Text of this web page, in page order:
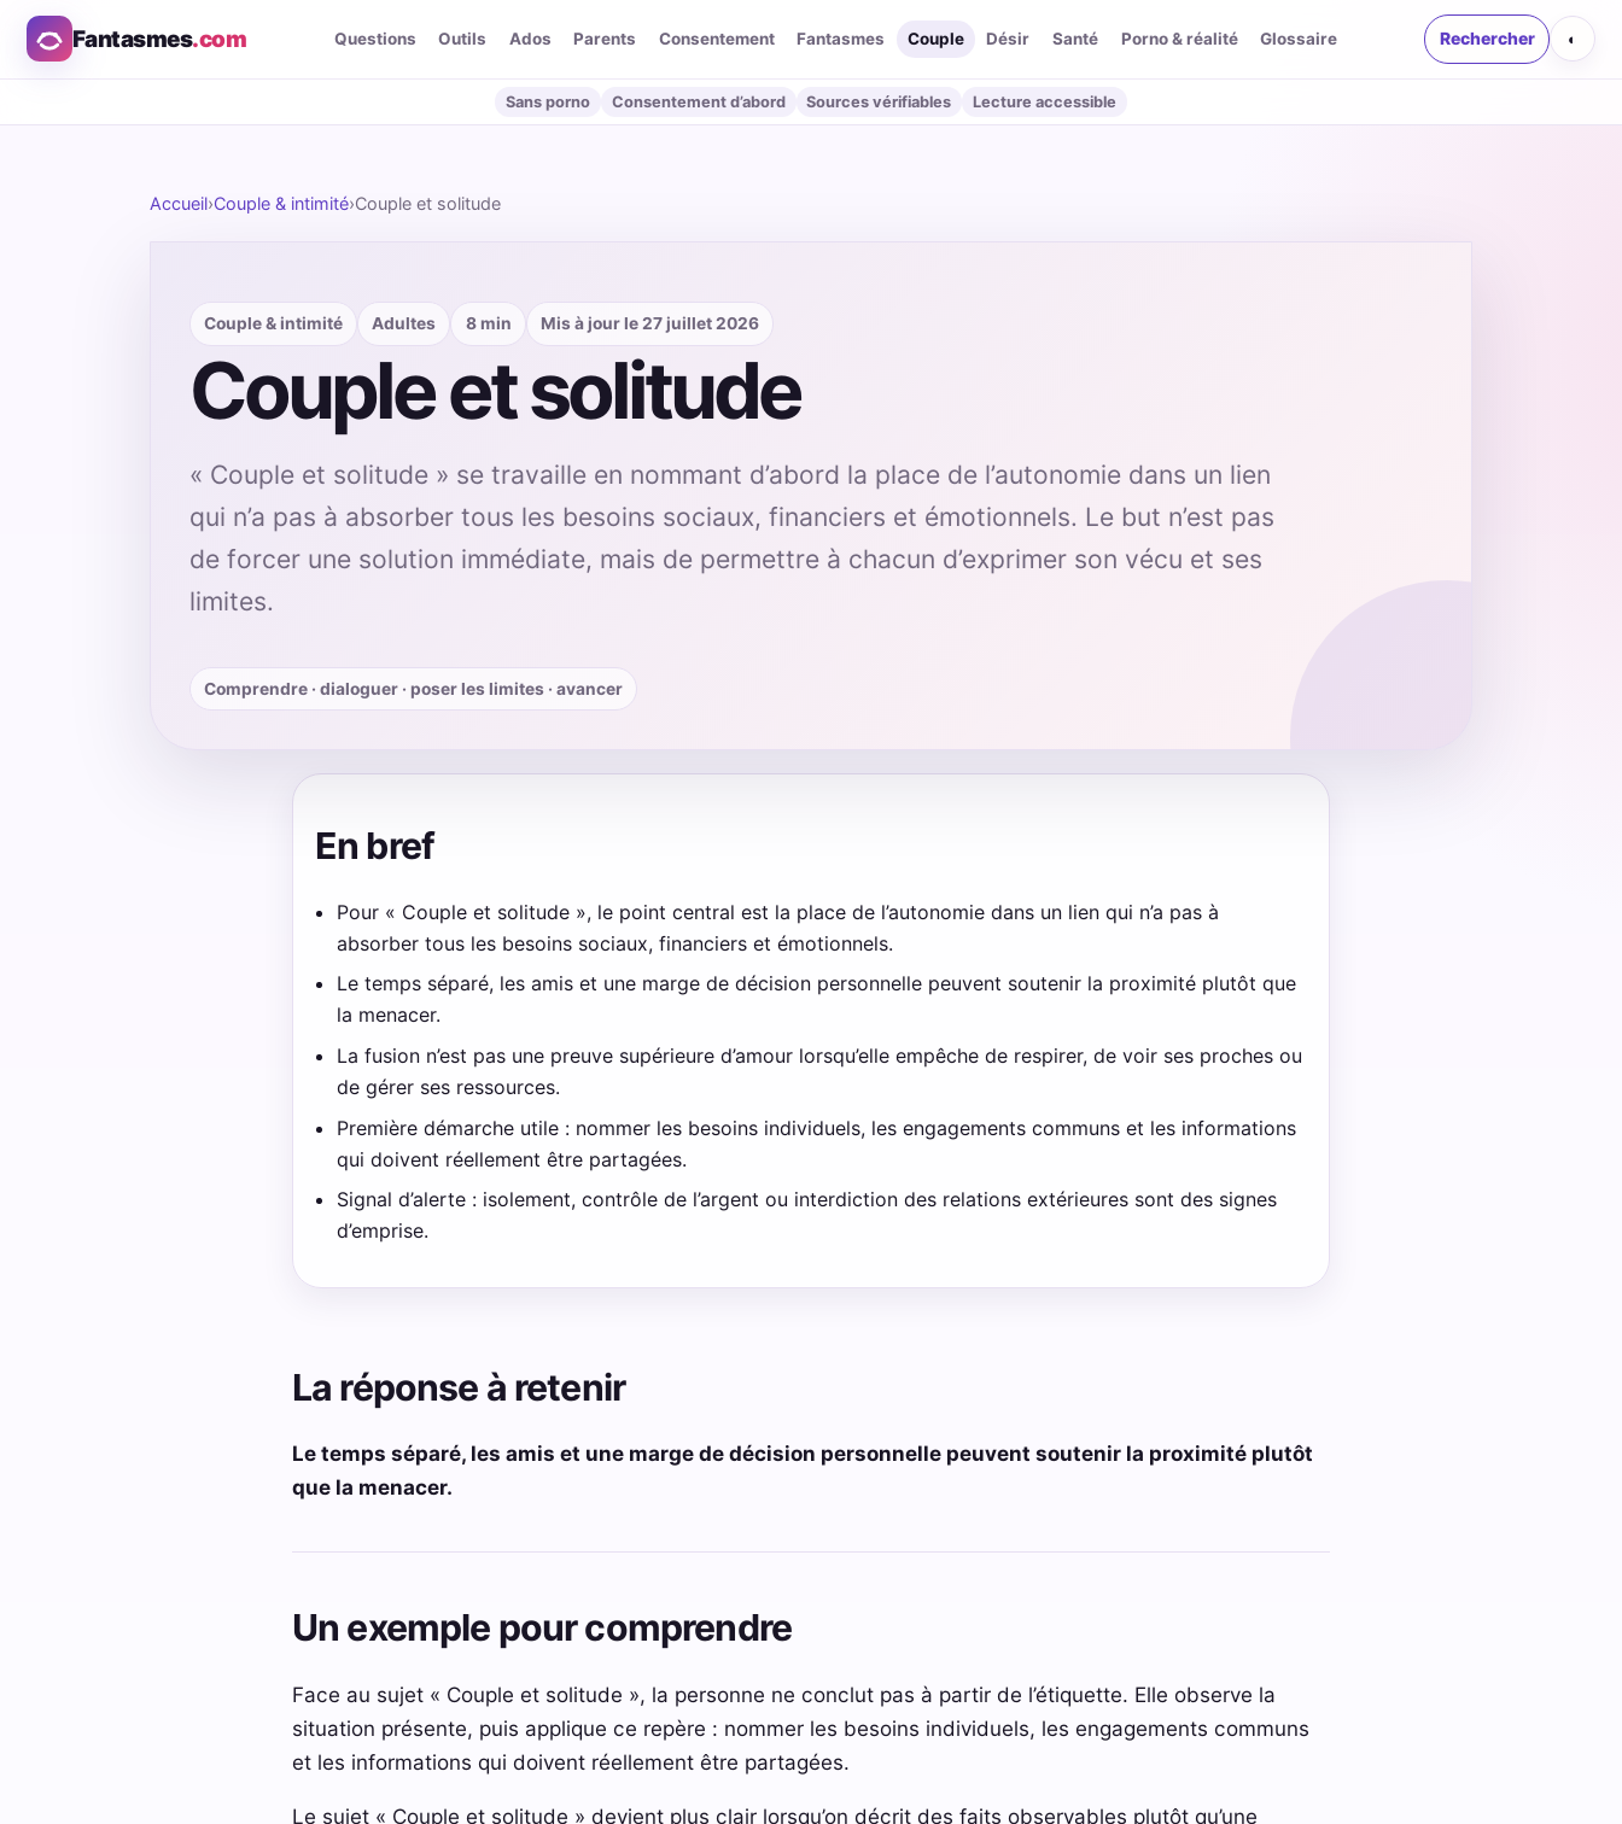
Fantasmes.com Questions Outils Ados Parents Consentement Fantasmes Couple Désir Santé Porno & réalité Glossaire Rechercher ◐
Sans porno Consentement d’abord Sources vérifiables Lecture accessible
Accueil›Couple & intimité›Couple et solitude
Couple & intimité Adultes 8 min Mis à jour le 27 juillet 2026
Couple et solitude
« Couple et solitude » se travaille en nommant d’abord la place de l’autonomie dans un lien
qui n’a pas à absorber tous les besoins sociaux, financiers et émotionnels. Le but n’est pas
de forcer une solution immédiate, mais de permettre à chacun d’exprimer son vécu et ses
limites.
Comprendre · dialoguer · poser les limites · avancer
En bref
Pour « Couple et solitude », le point central est la place de l’autonomie dans un lien qui n’a pas à
absorber tous les besoins sociaux, financiers et émotionnels.
Le temps séparé, les amis et une marge de décision personnelle peuvent soutenir la proximité plutôt que
la menacer.
La fusion n’est pas une preuve supérieure d’amour lorsqu’elle empêche de respirer, de voir ses proches ou
de gérer ses ressources.
Première démarche utile : nommer les besoins individuels, les engagements communs et les informations
qui doivent réellement être partagées.
Signal d’alerte : isolement, contrôle de l’argent ou interdiction des relations extérieures sont des signes
d’emprise.
La réponse à retenir
Le temps séparé, les amis et une marge de décision personnelle peuvent soutenir la proximité plutôt
que la menacer.
Un exemple pour comprendre
Face au sujet « Couple et solitude », la personne ne conclut pas à partir de l’étiquette. Elle observe la
situation présente, puis applique ce repère : nommer les besoins individuels, les engagements communs
et les informations qui doivent réellement être partagées.
Le sujet « Couple et solitude » devient plus clair lorsqu’on décrit des faits observables plutôt qu’une